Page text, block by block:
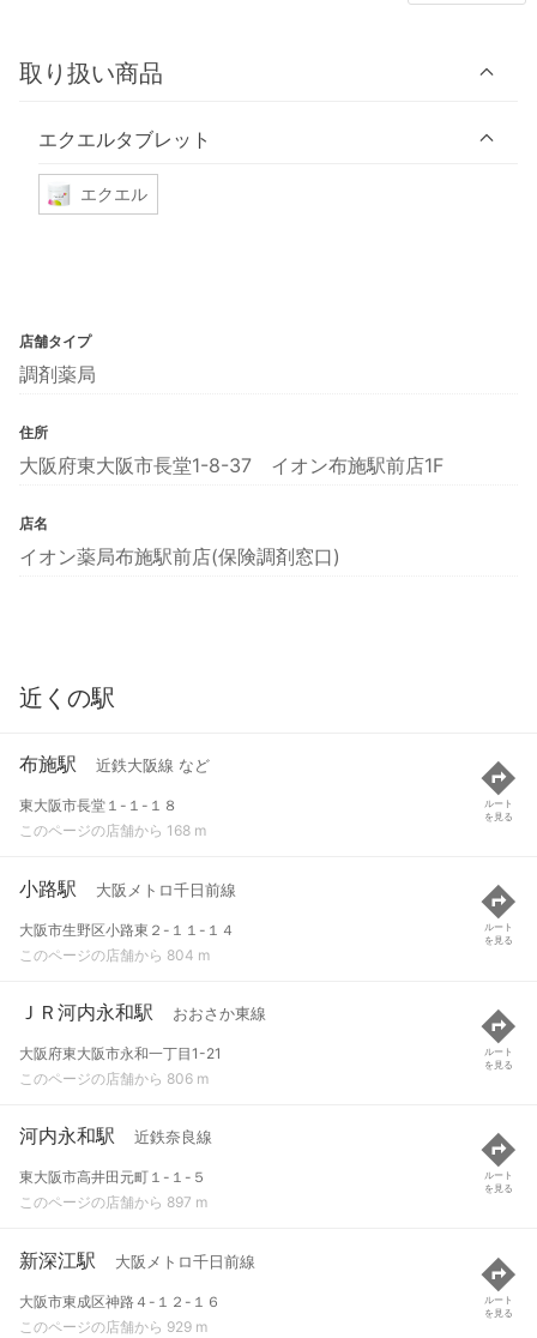
取り扱い商品
エクエルタブレット
エクエル
店舗タイプ
調剤薬局
住所
大阪府東大阪市長堂1-8-37 イオン布施駅前店1F
店名
イオン薬局布施駅前店(保険調剤窓口)
近くの駅
布施駅 近鉄大阪線 など
東大阪市長堂１-１-１８
このページの店舗から 168 m
ルート
を見る
小路駅 大阪メトロ千日前線
大阪市生野区小路東２-１１-１４
このページの店舗から 804 m
ルート
を見る
ＪＲ河内永和駅 おおさか東線
大阪府東大阪市永和一丁目1-21
このページの店舗から 806 m
ルート
を見る
河内永和駅 近鉄奈良線
東大阪市高井田元町１-１-５
このページの店舗から 897 m
ルート
を見る
新深江駅 大阪メトロ千日前線
大阪市東成区神路４-１２-１６
このページの店舗から 929 m
ルート
を見る